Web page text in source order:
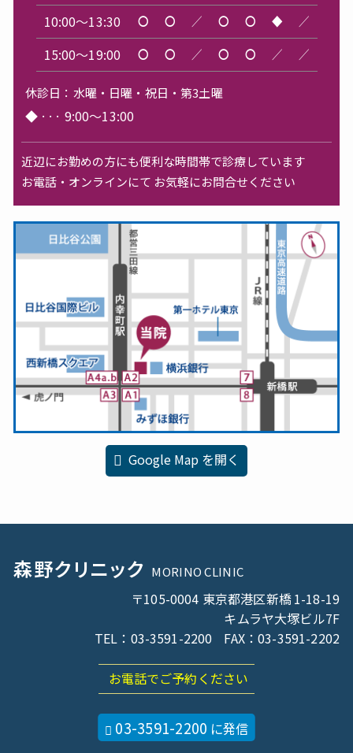
10:00～13:30 〇 〇 ／ 〇 〇 ◆ ／
15:00～19:00 〇 〇 ／ 〇 〇 ／ ／
休診日： 水曜・日曜・祝日・第3土曜
◆ ··· 9:00～13:00
近辺にお勤めの方にも便利な時間帯で診療しています
お電話・オンラインにて お気軽にお問合せください
Google Map を開く
森野クリニック MORINO CLINIC
〒105-0004 東京都港区新橋1-18-19
キムラヤ大塚ビル7F
TEL：03-3591-2200
FAX：03-3591-2202
お電話でご予約ください
03-3591-2200 に発信